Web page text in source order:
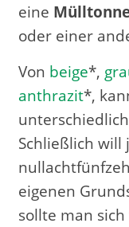
eine
oder einer
Von beige*,
anthrazit*,
Schließlich will
eigenen
sollte man